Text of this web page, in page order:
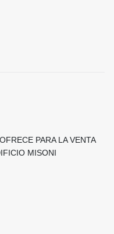
PARA LA VENTA
MISONI